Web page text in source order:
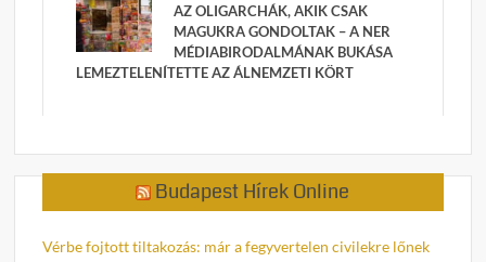
AZ OLIGARCHÁK, AKIK CSAK
MAGUKRA GONDOLTAK – A NER
MÉDIABIRODALMÁNAK BUKÁSA
LEMEZTELENÍTETTE AZ ÁLNEMZETI KÖRT
Budapest Hírek Online
Vérbe fojtott tiltakozás: már a fegyvertelen civilekre lőnek